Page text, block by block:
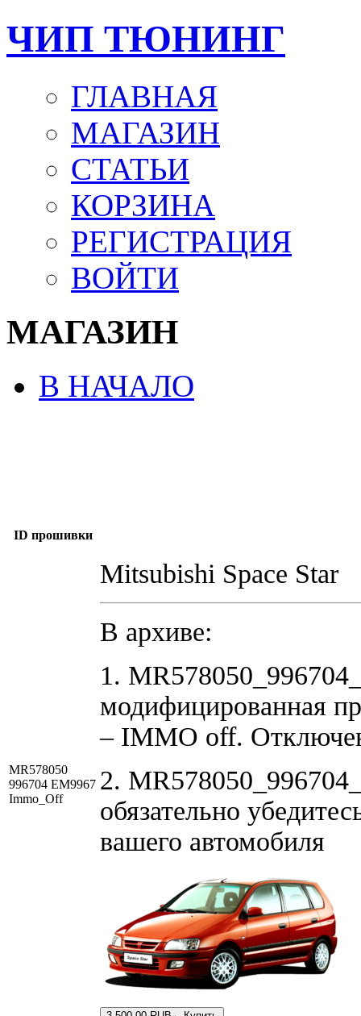
ЧИП ТЮНИНГ
ГЛАВНАЯ
МАГАЗИН
СТАТЬИ
КОРЗИНА
РЕГИСТРАЦИЯ
ВОЙТИ
МАГАЗИН
В НАЧАЛО
ID прошивки
MR578050
996704 EM9967
Immo_Off
Mitsubishi Space Star
В архиве:
1.
модифицированная
– IMMO off.
2.
обязательно
вашего автомобиля